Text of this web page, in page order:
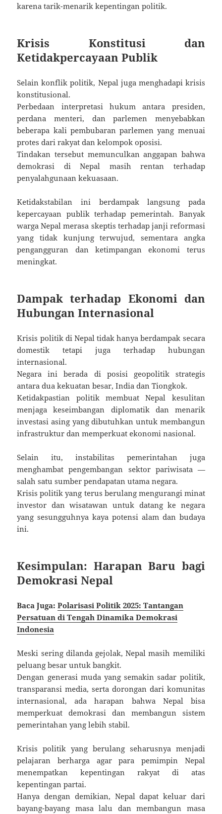
karena tarik-menarik kepentingan politik.
Krisis Konstitusi dan
Ketidakpercayaan Publik
Selain konflik politik, Nepal juga menghadapi krisis
konstitusional.
Perbedaan interpretasi hukum antara presiden,
perdana menteri, dan parlemen menyebabkan
beberapa kali pembubaran parlemen yang menuai
protes dari rakyat dan kelompok oposisi.
Tindakan tersebut memunculkan anggapan bahwa
demokrasi di Nepal masih rentan terhadap
penyalahgunaan kekuasaan.
Ketidakstabilan ini berdampak langsung pada
kepercayaan publik terhadap pemerintah. Banyak
warga Nepal merasa skeptis terhadap janji reformasi
yang tidak kunjung terwujud, sementara angka
pengangguran dan ketimpangan ekonomi terus
meningkat.
Dampak terhadap Ekonomi dan
Hubungan Internasional
Krisis politik di Nepal tidak hanya berdampak secara
domestik tetapi juga terhadap hubungan
internasional.
Negara ini berada di posisi geopolitik strategis
antara dua kekuatan besar, India dan Tiongkok.
Ketidakpastian politik membuat Nepal kesulitan
menjaga keseimbangan diplomatik dan menarik
investasi asing yang dibutuhkan untuk membangun
infrastruktur dan memperkuat ekonomi nasional.
Selain itu, instabilitas pemerintahan juga
menghambat pengembangan sektor pariwisata —
salah satu sumber pendapatan utama negara.
Krisis politik yang terus berulang mengurangi minat
investor dan wisatawan untuk datang ke negara
yang sesungguhnya kaya potensi alam dan budaya
ini.
Kesimpulan: Harapan Baru bagi
Demokrasi Nepal
Baca Juga:Polarisasi Politik 2025: Tantangan
Persatuan di Tengah Dinamika Demokrasi
Indonesia
Meski sering dilanda gejolak, Nepal masih memiliki
peluang besar untuk bangkit.
Dengan generasi muda yang semakin sadar politik,
transparansi media, serta dorongan dari komunitas
internasional, ada harapan bahwa Nepal bisa
memperkuat demokrasi dan membangun sistem
pemerintahan yang lebih stabil.
Krisis politik yang berulang seharusnya menjadi
pelajaran berharga agar para pemimpin Nepal
menempatkan kepentingan rakyat di atas
kepentingan partai.
Hanya dengan demikian, Nepal dapat keluar dari
bayang-bayang masa lalu dan membangun masa